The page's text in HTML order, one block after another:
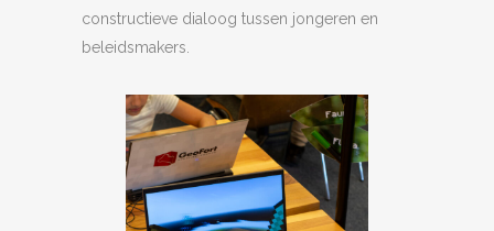
constructieve dialoog tussen jongeren en
beleidsmakers.